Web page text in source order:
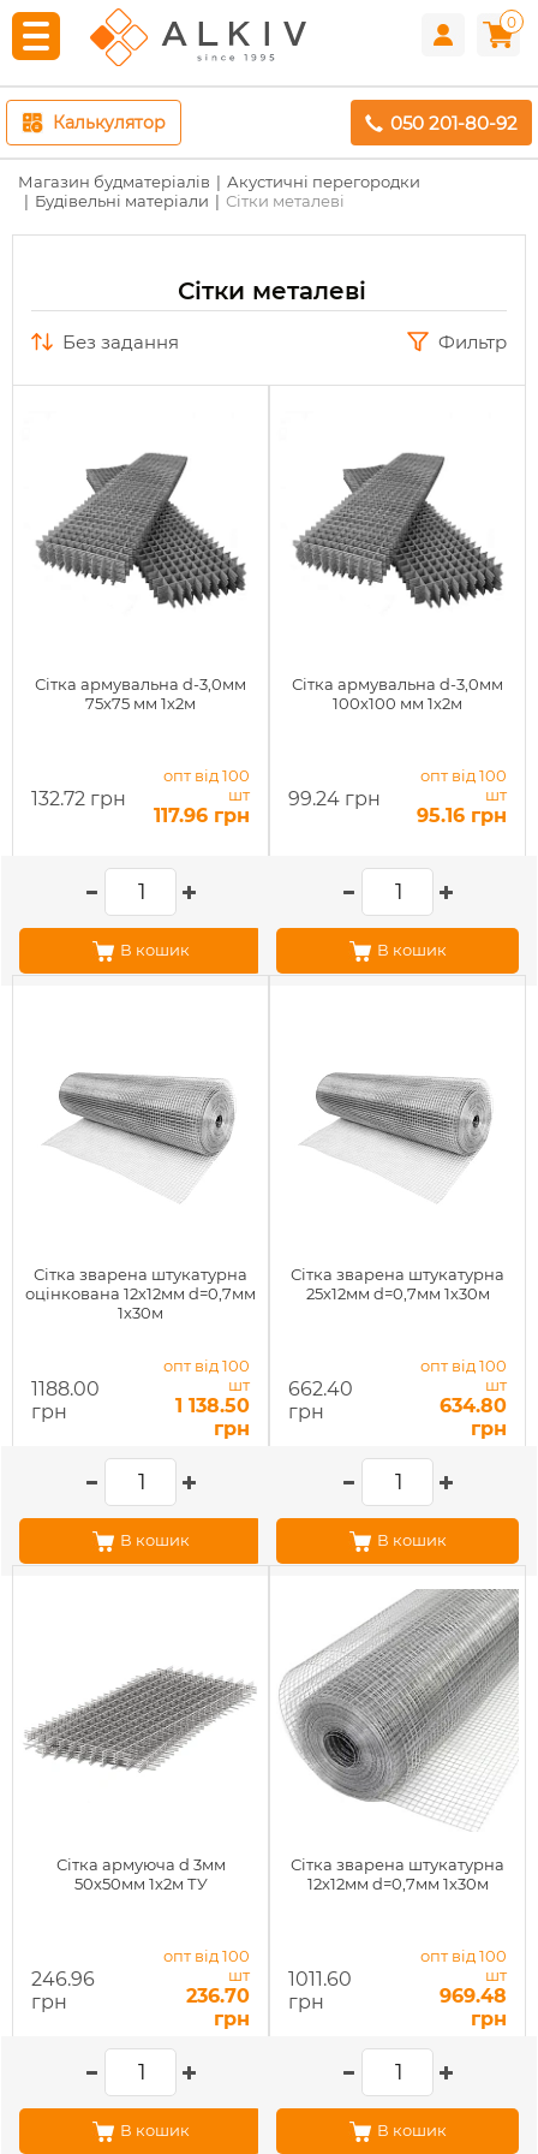
0
Калькулятор 050 201-80-92
Магазин будматеріалів
Акустичні перегородки
Будівельні матеріали
Сітки металеві
Сітки металеві
без задання Фильтр
Сітка армувальна d-3,0мм
75х75 мм 1х2м
132.72 грн
опт від 100
шт
117.96 грн
В кошик
Сітка армувальна d-3,0мм
100х100 мм 1х2м
99.24 грн
опт від 100
шт
95.16 грн
В кошик
Сітка зварена штукатурна
оцінкована 12х12мм d=0,7мм
1х30м
1188.00
грн
опт від 100
шт
1 138.50
грн
В кошик
Сітка зварена штукатурна
25х12мм d=0,7мм 1х30м
662.40
грн
опт від 100
шт
634.80
грн
В кошик
Сітка армуюча d 3мм
50х50мм 1х2м ТУ
246.96
грн
опт від 100
шт
236.70
грн
В кошик
Сітка зварена штукатурна
12х12мм d=0,7мм 1х30м
1011.60
грн
опт від 100
шт
969.48
грн
В кошик